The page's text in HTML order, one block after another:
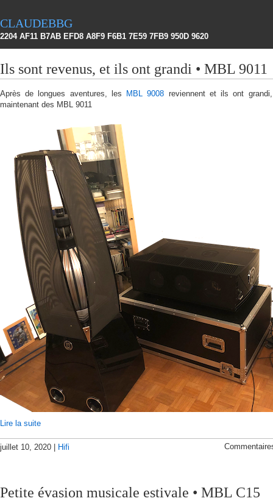
claudebbg
2204 AF11 B7AB EFD8 A8F9 F6B1 7E59 7FB9 950D 9620
Ils sont revenus, et ils ont grandi • MBL 9011
Après de longues aventures, les MBL 9008 reviennent et ils ont
maintenant des MBL 9011
Lire la suite
juillet 10, 2020 | Hifi
Petite évasion musicale estivale • MBL C15